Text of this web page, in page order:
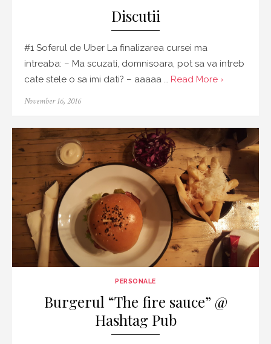
Discutii
#1 Soferul de Uber La finalizarea cursei ma
intreaba: – Ma scuzati, domnisoara, pot sa va intreb
cate stele o sa imi dati? – aaaaa … Read More ›
Posted
November 16, 2016
PERSONALE
Burgerul “The fire sauce” @
Hashtag Pub